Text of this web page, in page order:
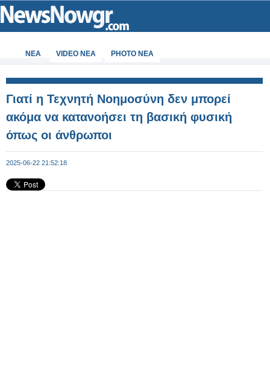
ΝΕΑ VIDEO NEA PHOTO NEA
Γιατί η Τεχνητή Νοημοσύνη δεν μπορεί
ακόμα να κατανοήσει τη βασική φυσική
όπως οι άνθρωποι
2025-06-22 21:52:18